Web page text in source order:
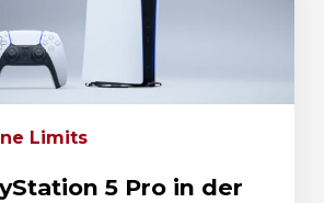
Limits
5 Pro in der